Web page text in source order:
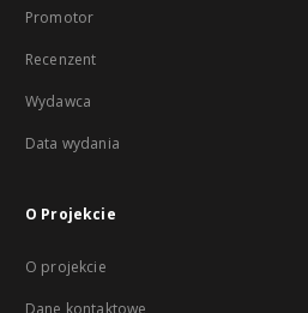
Promotor
Recenzent
Wydawca
Data wydania
O Projekcie
O projekcie
Dane kontaktowe